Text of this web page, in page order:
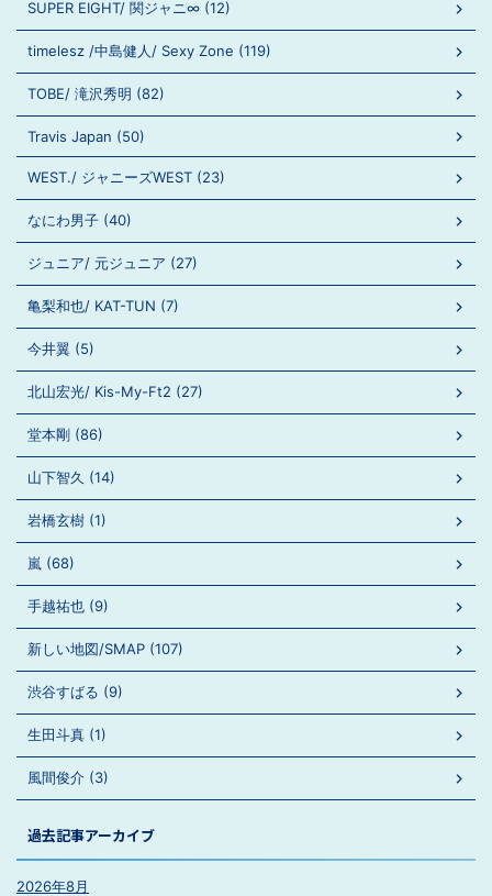
SUPER EIGHT/ 関ジャニ∞ (12)
timelesz /中島健人/ Sexy Zone (119)
TOBE/ 滝沢秀明 (82)
Travis Japan (50)
WEST./ ジャニーズWEST (23)
なにわ男子 (40)
ジュニア/ 元ジュニア (27)
亀梨和也/ KAT-TUN (7)
今井翼 (5)
北山宏光/ Kis-My-Ft2 (27)
堂本剛 (86)
山下智久 (14)
岩橋玄樹 (1)
嵐 (68)
手越祐也 (9)
新しい地図/SMAP (107)
渋谷すばる (9)
生田斗真 (1)
風間俊介 (3)
過去記事アーカイブ
2026年8月